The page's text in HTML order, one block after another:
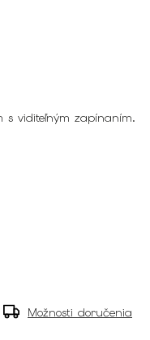
s viditeľným zapínaním.
Možnosti doručenia